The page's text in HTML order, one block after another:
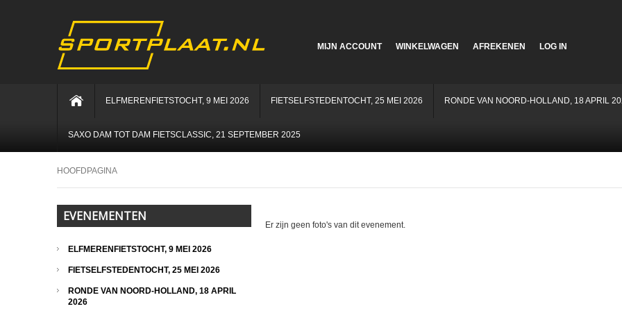
MIJN ACCOUNT WINKELWAGEN AFREKENEN LOG IN
ELFMERENFIETSTOCHT, 9 MEI 2026 FIETSELFSTEDENTOCHT, 25 MEI 2026 RONDE VAN NOORD-HOLLAND, 18 APRIL
SAXO DAM TOT DAM FIETSCLASSIC, 21 SEPTEMBER 2025
HOOFDPAGINA
Er zijn geen foto's van dit evenement.
EVENEMENTEN
ELFMERENFIETSTOCHT, 9 MEI 2026
FIETSELFSTEDENTOCHT, 25 MEI 2026
RONDE VAN NOORD-HOLLAND, 18 APRIL
2026